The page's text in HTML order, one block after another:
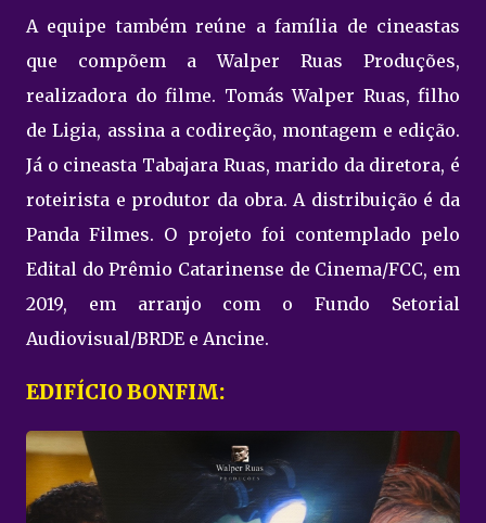
A equipe também reúne a família de cineastas
que compõem a Walper Ruas Produções,
realizadora do filme. Tomás Walper Ruas, filho
de Ligia, assina a codireção, montagem e edição.
Já o cineasta Tabajara Ruas, marido da diretora, é
roteirista e produtor da obra. A distribuição é da
Panda Filmes. O projeto foi contemplado pelo
Edital do Prêmio Catarinense de Cinema/FCC, em
2019, em arranjo com o Fundo Setorial
Audiovisual/BRDE e Ancine.
EDIFÍCIO BONFIM: